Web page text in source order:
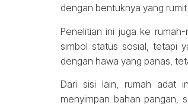
dengan bentuknya yang
Penelitian ini juga ke
simbol status sosial, tetapi
dengan hawa yang panas,
Dari sisi lain, rumah adat
menyimpan bahan pangan,